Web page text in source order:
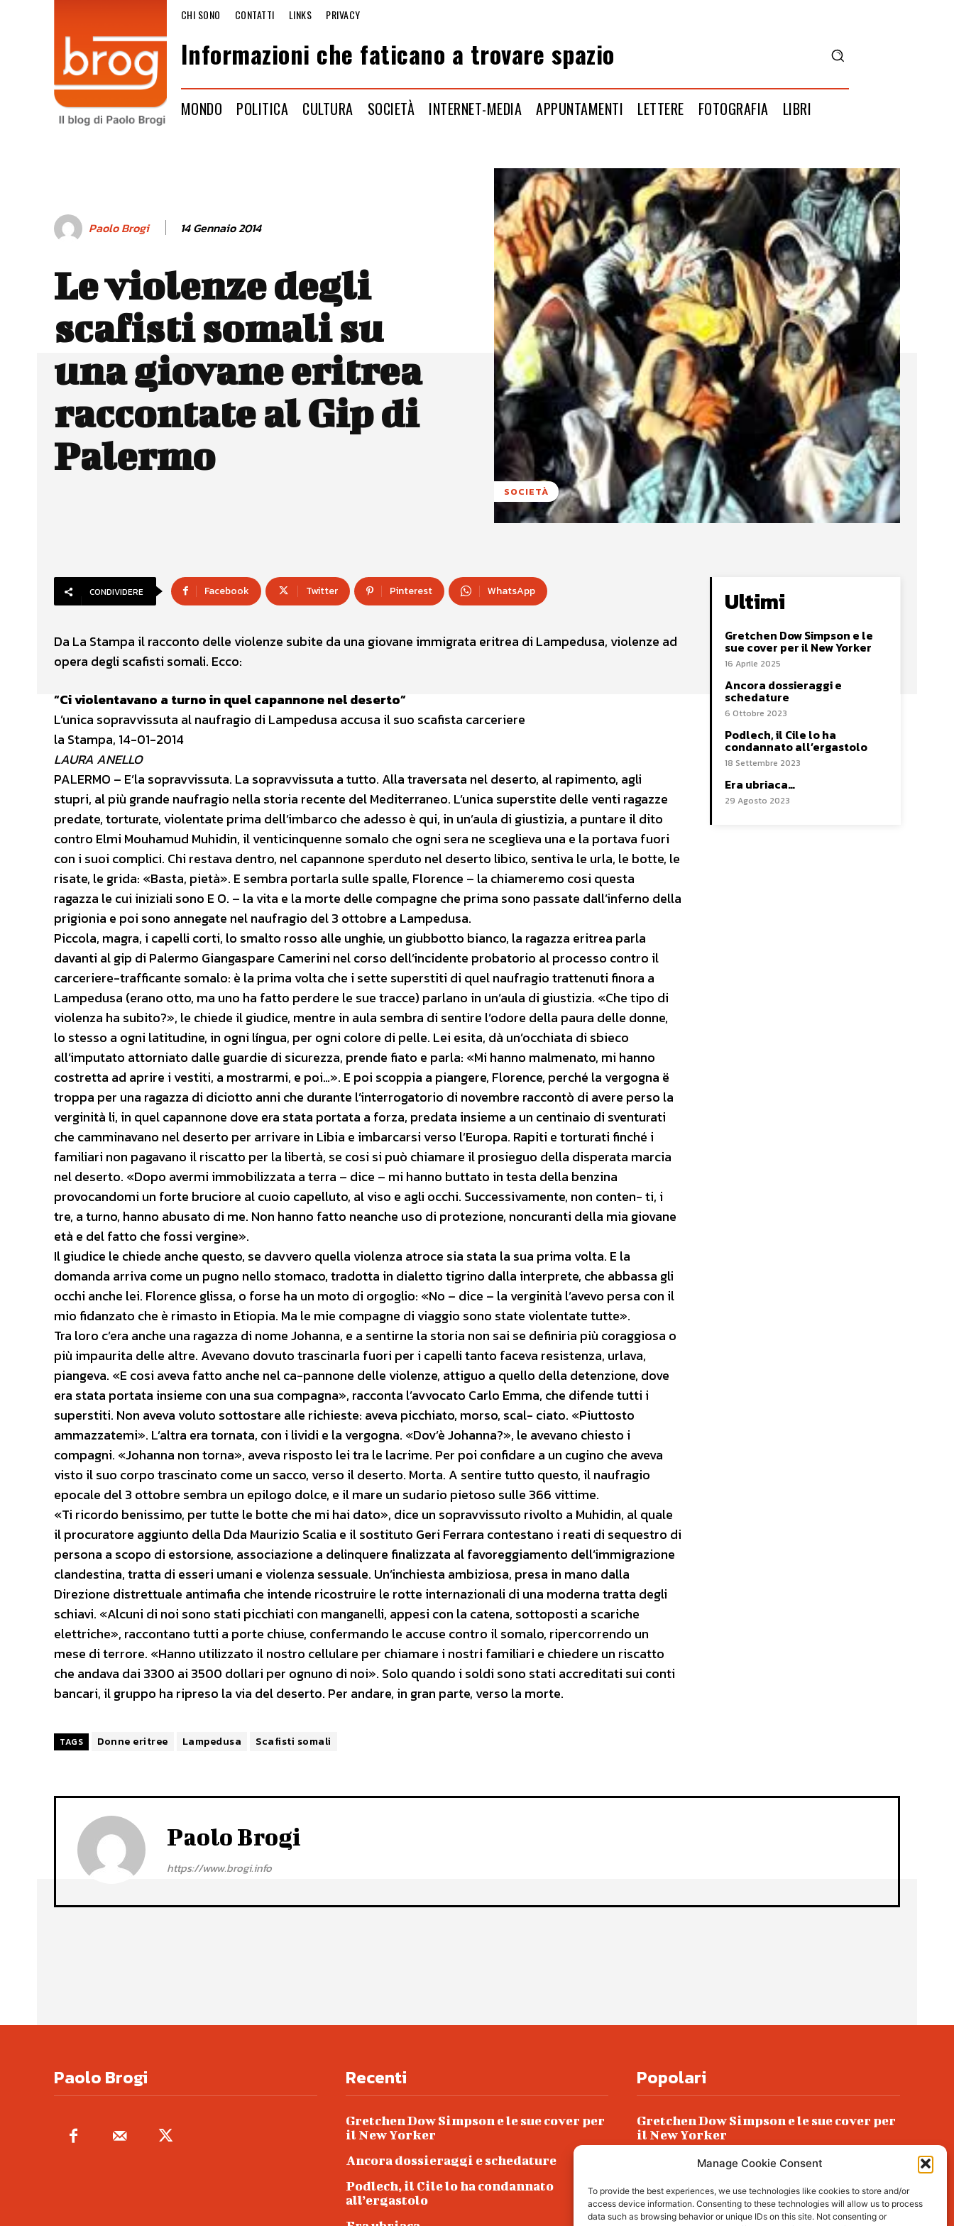
Manage Cookie Consent
To provide the best experiences, we use technologies like cookies to store and/or
access device information. Consenting to these technologies will allow us to process
data such as browsing behavior or unique IDs on this site. Not consenting or
CHI SONO CONTATTI LINKS PRIVACY
Informazioni che faticano a trovare spazio
MONDO POLITICA CULTURA SOCIETÀ INTERNET-MEDIA APPUNTAMENTI LETTERE FOTOGRAFIA LIBRI
Paolo Brogi 14 Gennaio 2014
Le violenze degli
scafisti somali su
una giovane eritrea
raccontate al Gip di
Palermo
SOCIETÀ
CONDIVIDERE Facebook Twitter Pinterest WhatsApp
Da La Stampa il racconto delle violenze subite da una giovane immigrata eritrea di Lampedusa, violenze ad
opera degli scafisti somali. Ecco:
“Ci violentavano a turno in quel capannone nel deserto”
L’unica sopravvissuta al naufragio di Lampedusa accusa il suo scafista carceriere
la Stampa, 14-01-2014
LAURA ANELLO
PALERMO – E’la sopravvissuta. La sopravvissuta a tutto. Alla traversata nel deserto, al rapimento, agli
stupri, al più grande naufragio nella storia recente del Mediterraneo. L’unica superstite delle venti ragazze
predate, torturate, violentate prima dell’imbarco che adesso è qui, in un’aula di giustizia, a puntare il dito
contro Elmi Mouhamud Muhidin, il venticinquenne somalo che ogni sera ne sceglieva una e la portava fuori
con i suoi complici. Chi restava dentro, nel capannone sperduto nel deserto libico, sentiva le urla, le botte, le
risate, le grida: «Basta, pietà». E sembra portarla sulle spalle, Florence – la chiameremo cosi questa
ragazza le cui iniziali sono E O. – la vita e la morte delle compagne che prima sono passate dall’inferno della
prigionia e poi sono annegate nel naufragio del 3 ottobre a Lampedusa.
Piccola, magra, i capelli corti, lo smalto rosso alle unghie, un giubbotto bianco, la ragazza eritrea parla
davanti al gip di Palermo Giangaspare Camerini nel corso dell’incidente probatorio al processo contro il
carceriere-trafficante somalo: è la prima volta che i sette superstiti di quel naufragio trattenuti finora a
Lampedusa (erano otto, ma uno ha fatto perdere le sue tracce) parlano in un’aula di giustizia. «Che tipo di
violenza ha subito?», le chiede il giudice, mentre in aula sembra di sentire l’odore della paura delle donne,
lo stesso a ogni latitudine, in ogni língua, per ogni colore di pelle. Lei esita, dà un’occhiata di sbieco
all’imputato attorniato dalle guardie di sicurezza, prende fiato e parla: «Mi hanno malmenato, mi hanno
costretta ad aprire i vestiti, a mostrarmi, e poi…». E poi scoppia a piangere, Florence, perché la vergogna ë
troppa per una ragazza di diciotto anni che durante l’interrogatorio di novembre raccontò di avere perso la
verginità li, in quel capannone dove era stata portata a forza, predata insieme a un centinaio di sventurati
che camminavano nel deserto per arrivare in Libia e imbarcarsi verso l’Europa. Rapiti e torturati finché i
familiari non pagavano il riscatto per la libertà, se cosi si può chiamare il prosieguo della disperata marcia
nel deserto. «Dopo avermi immobilizzata a terra – dice – mi hanno buttato in testa della benzina
provocandomi un forte bruciore al cuoio capelluto, al viso e agli occhi. Successivamente, non conten- ti, i
tre, a turno, hanno abusato di me. Non hanno fatto neanche uso di protezione, noncuranti della mia giovane
età e del fatto che fossi vergine».
Il giudice le chiede anche questo, se davvero quella violenza atroce sia stata la sua prima volta. E la
domanda arriva come un pugno nello stomaco, tradotta in dialetto tigrino dalla interprete, che abbassa gli
occhi anche lei. Florence glissa, o forse ha un moto di orgoglio: «No – dice – la verginità l’avevo persa con il
mio fidanzato che è rimasto in Etiopia. Ma le mie compagne di viaggio sono state violentate tutte».
Tra loro c’era anche una ragazza di nome Johanna, e a sentirne la storia non sai se definiria più coraggiosa o
più impaurita delle altre. Avevano dovuto trascinarla fuori per i capelli tanto faceva resistenza, urlava,
piangeva. «E cosi aveva fatto anche nel ca-pannone delle violenze, attiguo a quello della detenzione, dove
era stata portata insieme con una sua compagna», racconta l’avvocato Carlo Emma, che difende tutti i
superstiti. Non aveva voluto sottostare alle richieste: aveva picchiato, morso, scal- ciato. «Piuttosto
ammazzatemi». L’altra era tornata, con i lividi e la vergogna. «Dov’è Johanna?», le avevano chiesto i
compagni. «Johanna non torna», aveva risposto lei tra le lacrime. Per poi confidare a un cugino che aveva
visto il suo corpo trascinato come un sacco, verso il deserto. Morta. A sentire tutto questo, il naufragio
epocale del 3 ottobre sembra un epilogo dolce, e il mare un sudario pietoso sulle 366 vittime.
«Ti ricordo benissimo, per tutte le botte che mi hai dato», dice un sopravvissuto rivolto a Muhidin, al quale
il procuratore aggiunto della Dda Maurizio Scalia e il sostituto Geri Ferrara contestano i reati di sequestro di
persona a scopo di estorsione, associazione a delinquere finalizzata al favoreggiamento dell’immigrazione
clandestina, tratta di esseri umani e violenza sessuale. Un’inchiesta ambiziosa, presa in mano dalla
Direzione distrettuale antimafia che intende ricostruire le rotte internazionali di una moderna tratta degli
schiavi. «Alcuni di noi sono stati picchiati con manganelli, appesi con la catena, sottoposti a scariche
elettriche», raccontano tutti a porte chiuse, confermando le accuse contro il somalo, ripercorrendo un
mese di terrore. «Hanno utilizzato il nostro cellulare per chiamare i nostri familiari e chiedere un riscatto
che andava dai 3300 ai 3500 dollari per ognuno di noi». Solo quando i soldi sono stati accreditati sui conti
bancari, il gruppo ha ripreso la via del deserto. Per andare, in gran parte, verso la morte.
TAGS Donne eritree Lampedusa Scafisti somali
Ultimi
Gretchen Dow Simpson e le
sue cover per il New Yorker
16 Aprile 2025
Ancora dossieraggi e
schedature
6 Ottobre 2023
Podlech, il Cile lo ha
condannato all’ergastolo
18 Settembre 2023
Era ubriaca…
29 Agosto 2023
Paolo Brogi
https://www.brogi.info
Paolo Brogi Recenti
Gretchen Dow Simpson e le sue cover per
il New Yorker
Ancora dossieraggi e schedature
Podlech, il Cile lo ha condannato
all’ergastolo
Popolari
Gretchen Dow Simpson e le sue cover per
il New Yorker
Ancora dossieraggi e schedature
Podlech, il Cile lo ha condannato
all’ergastolo